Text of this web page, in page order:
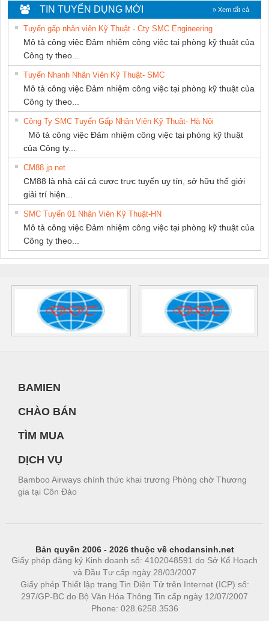
DỊCH VỤ KỸ
THUẬT ĐIỆN CƠ
GIA HƯNG
PHÁT
NGHIỆP NIHON
SETSUBI VIỆT
NAM
TIN TUYỂN DỤNG MỚI » Xem tất cả
Tuyển gấp nhân viên Kỹ Thuật - Cty SMC Engineering
Mô tả công việc Đảm nhiệm công việc tại phòng kỹ thuật của
Công ty theo...
Tuyển Nhanh Nhân Viên Kỹ Thuật- SMC
Mô tả công việc Đảm nhiệm công việc tại phòng kỹ thuật của
Công ty theo...
Công Ty SMC Tuyển Gấp Nhân Viên Kỹ Thuật- Hà Nội
Mô tả công việc Đảm nhiệm công việc tại phòng kỹ thuật
của Công ty...
CM88 jp net
CM88 là nhà cái cá cược trực tuyến uy tín, sở hữu thế giới
giải trí hiện...
SMC Tuyển 01 Nhân Viên Kỹ Thuật-HN
Mô tả công việc Đảm nhiệm công việc tại phòng kỹ thuật của
Công ty theo...
BAMIEN
CHÀO BÁN
TÌM MUA
DỊCH VỤ
Bamboo Airways chính thức khai trương Phòng chờ Thương
gia tại Côn Đảo
Bản quyền 2006 - 2026 thuộc về chodansinh.net
Giấy phép đăng ký Kinh doanh số: 4102048591 do Sở Kế Hoạch
và Đầu Tư cấp ngày 28/03/2007
Giấy phép Thiết lập trang Tin Điện Tử trên Internet (ICP) số:
297/GP-BC do Bộ Văn Hóa Thông Tin cấp ngày 12/07/2007
Phone: 028.6258.3536